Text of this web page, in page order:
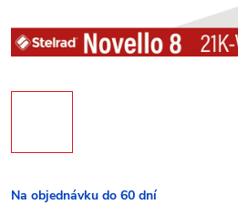
Na objednávku do 60 dní